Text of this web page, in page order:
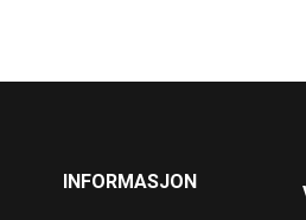
INFORMASJON